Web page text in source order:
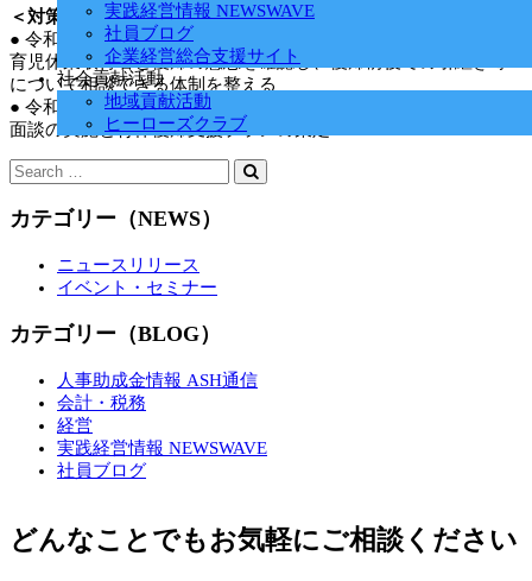
実践経営情報 NEWSWAVE
社員ブログ
企業経営総合支援サイト
社会貢献活動
地域貢献活動
ヒーローズクラブ
＜対策＞
● 令和2年4月～
育児休業取得者と復帰の意思を確認し、復帰前後での引継ぎ等
について相談できる体制を整える
● 令和2年4月～
面談の実施と育休復帰支援プランの策定
カテゴリー（NEWS）
ニュースリリース
イベント・セミナー
カテゴリー（BLOG）
人事助成金情報 ASH通信
会計・税務
経営
実践経営情報 NEWSWAVE
社員ブログ
どんなことでもお気軽にご相談ください